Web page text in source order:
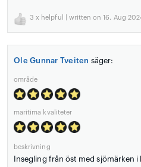
3 x helpful | written on 16. Aug
Ole Gunnar Tveiten säger:
område
maritima kvaliteter
beskrivning
Insegling från öst med sjömärken i